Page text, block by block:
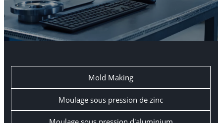
Mold Making
Moulage sous pression de zinc